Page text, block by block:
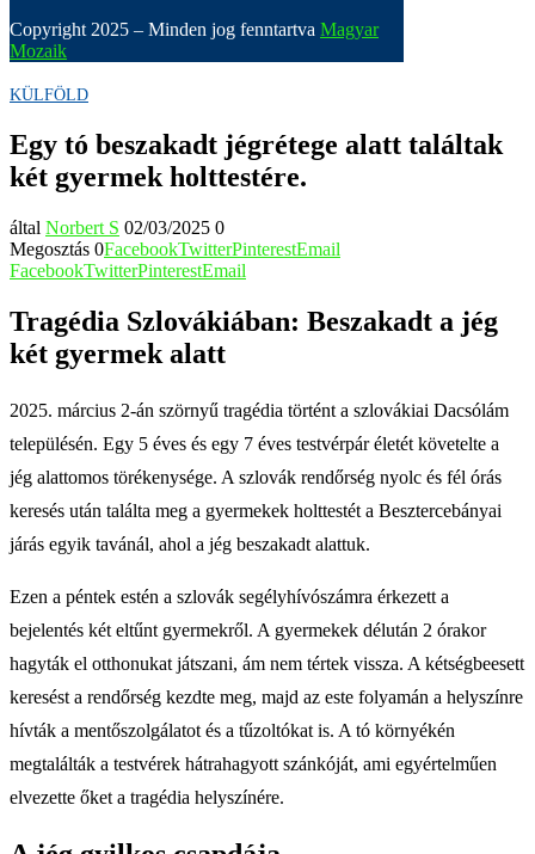
Copyright 2025 – Minden jog fenntartva Magyar
Mozaik
KÜLFÖLD
Egy tó beszakadt jégrétege alatt találtak
két gyermek holttestére.
által Norbert S 02/03/2025 0
Megosztás 0FacebookTwitterPinterestEmail
FacebookTwitterPinterestEmail
Tragédia Szlovákiában: Beszakadt a jég
két gyermek alatt
2025. március 2-án szörnyű tragédia történt a szlovákiai Dacsólám
településén. Egy 5 éves és egy 7 éves testvérpár életét követelte a
jég alattomos törékenysége. A szlovák rendőrség nyolc és fél órás
keresés után találta meg a gyermekek holttestét a Besztercebányai
járás egyik tavánál, ahol a jég beszakadt alattuk.
Ezen a péntek estén a szlovák segélyhívószámra érkezett a
bejelentés két eltűnt gyermekről. A gyermekek délután 2 órakor
hagyták el otthonukat játszani, ám nem tértek vissza. A kétségbeesett
keresést a rendőrség kezdte meg, majd az este folyamán a helyszínre
hívták a mentőszolgálatot és a tűzoltókat is. A tó környékén
megtalálták a testvérek hátrahagyott szánkóját, ami egyértelműen
elvezette őket a tragédia helyszínére.